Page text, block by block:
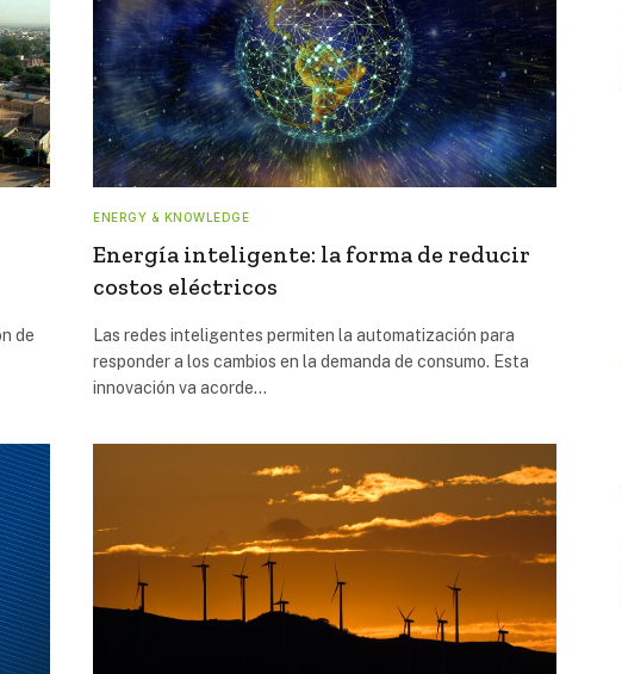
de
ENERGY & KNOWLEDGE
Energía inteligente: la forma de reducir
costos eléctricos
Las redes inteligentes permiten la automatización para
responder a los cambios en la demanda de consumo. Esta
innovación va acorde…